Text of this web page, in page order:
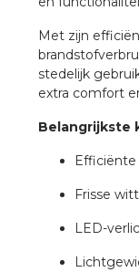
Met zijn
stedelijk
extra comfort
Belangrijkste
Frisse
LED-